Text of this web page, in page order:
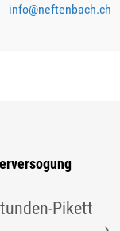
info@neftenbach.ch
Pikett